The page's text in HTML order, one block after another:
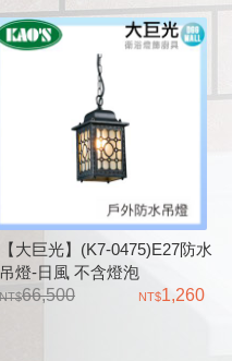
【大巨光】(K7-0475)E27防水
吊燈-日風 不含燈泡
66,500
1,260